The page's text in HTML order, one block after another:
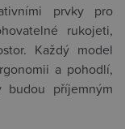
prvky pro
rukojeti,
Každý model
a pohodlí,
příjemným